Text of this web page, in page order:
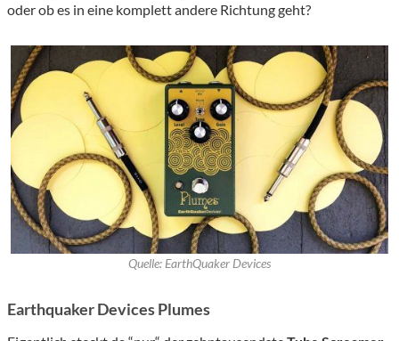
oder ob es in eine komplett andere Richtung geht?
Quelle: EarthQuaker Devices
Earthquaker Devices Plumes